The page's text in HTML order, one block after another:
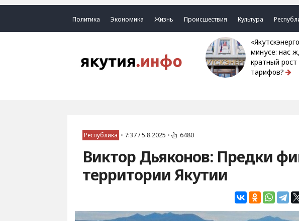
Политика Экономика Жизнь Происшествия Культура
«Якутскэнерго» в
минусе: нас
кратный рост
тарифов?
Республика • 7:37 / 5.8.2025 • 6480
Виктор Дьяконов: Предки
территории Якутии